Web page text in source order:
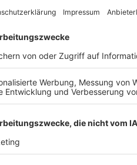
Softwarelösungen und
sowie
handwerklichen Tätigkeit
druckfrisch zu Ihnen auf den
der SHK-